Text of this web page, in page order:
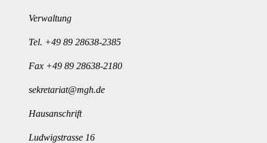
Verwaltung
Tel. +49 89 28638-2385
Fax +49 89 28638-2180
sekretariat@mgh.de
Hausanschrift
Ludwigstrasse 16